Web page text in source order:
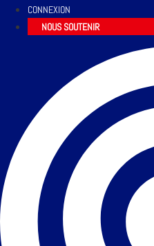
CONNEXION
NOUS SOUTENIR